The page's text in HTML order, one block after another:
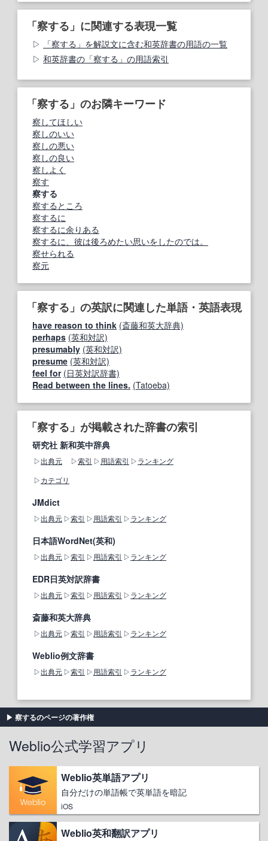
「察する」に関連する表現一覧
「察する」を解説文に含む和英辞書の用語の一覧
和英辞書の「察する」の用語索引
「察する」のお隣キーワード
察してほしい
察しのいい
察しの悪い
察しの良い
察しよく
察す
察する
察するところ
察するに
察するに余りある
察するに、彼は後ろめたい思いをしたのでは。
察せられる
察元
「察する」の英訳に関連した単語・英語表現
have reason to think (斎藤和英大辞典)
perhaps (英和対訳)
presumably (英和対訳)
presume (英和対訳)
feel for (日英対訳辞書)
Read between the lines. (Tatoeba)
「察する」が掲載された辞書の索引
研究社 新和英中辞典
出典元 索引 用語索引
ランキング
カテゴリ
JMdict
出典元 索引 用語索引 ランキング
日本語WordNet(英和)
出典元 索引 用語索引 ランキング
EDR日英対訳辞書
出典元 索引 用語索引 ランキング
斎藤和英大辞典
出典元 索引 用語索引 ランキング
Weblio例文辞書
出典元 索引 用語索引 ランキング
察するのページの著作権
Weblio公式学習アプリ
Weblio英単語アプリ
自分だけの単語帳で英単語を暗記
iOS
Weblio英和翻訳アプリ